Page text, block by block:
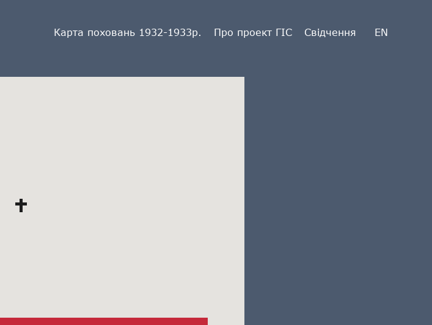
Карта поховань 1932-1933р. Про проект ГІС Свідчення EN